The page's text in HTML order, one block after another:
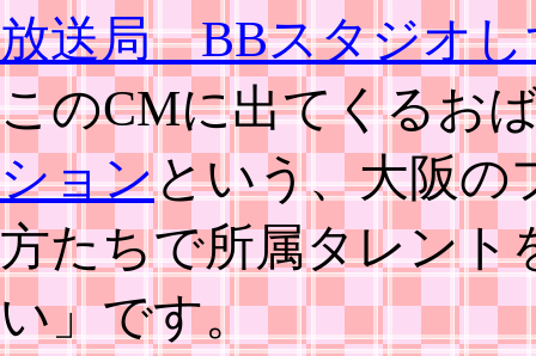
放送局 BBスタジオし
このCMに出てくるお
ションという、大阪の
方たちで所属タレント
い」です。